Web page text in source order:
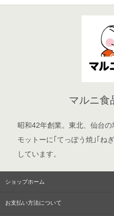
マルニ食
昭和42年創業。東北、仙台
モットーに｢てっぽう焼｣｢ね
しています。
ショップホーム
お支払い方法について